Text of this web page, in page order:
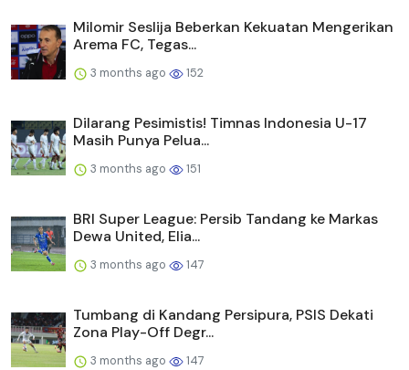
Milomir Seslija Beberkan Kekuatan Mengerikan
Arema FC, Tegas...
3 months ago 152
Dilarang Pesimistis! Timnas Indonesia U-17
Masih Punya Pelua...
3 months ago 151
BRI Super League: Persib Tandang ke Markas
Dewa United, Elia...
3 months ago 147
Tumbang di Kandang Persipura, PSIS Dekati
Zona Play-Off Degr...
3 months ago 147